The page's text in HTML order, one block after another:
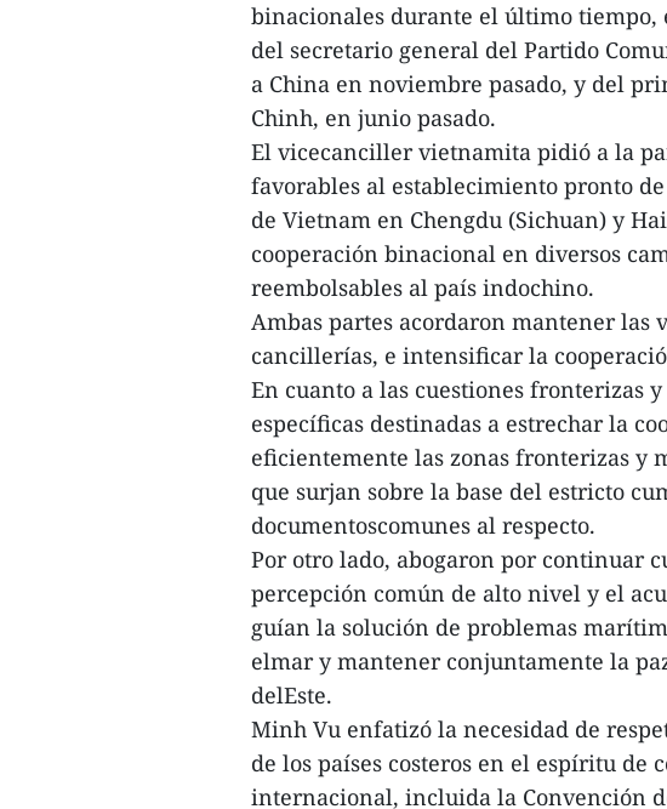
binacionales durante el último tiempo,
del secretario general del Partido
a China en noviembre pasado, y del
Chinh, en junio pasado.
El vicecanciller vietnamita pidió a la
favorables al establecimiento pronto
de Vietnam en Chengdu (Sichuan) y
cooperación binacional en diversos
reembolsables al país indochino.
Ambas partes acordaron mantener las
cancillerías, e intensificar la
En cuanto a las cuestiones fronterizas
específicas destinadas a estrechar la
eficientemente las zonas fronterizas y
que surjan sobre la base del estricto
documentoscomunes al respecto.
Por otro lado, abogaron por continuar
percepción común de alto nivel y el
guían la solución de problemas
elmar y mantener conjuntamente la
delEste.
Minh Vu enfatizó la necesidad de
de los países costeros en el espíritu de
internacional, incluida la Convención